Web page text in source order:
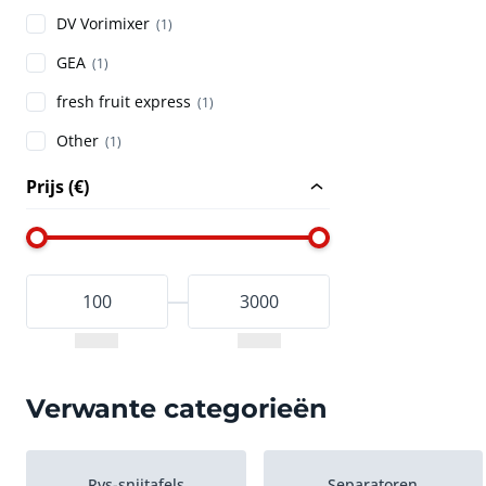
DV Vorimixer (1)
GEA (1)
fresh fruit express (1)
Other (1)
Prijs (€)
Verwante categorieën